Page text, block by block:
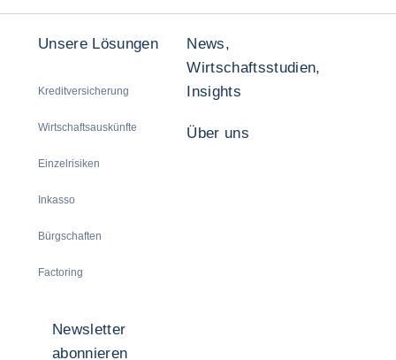
Unsere Lösungen
Kreditversicherung
Wirtschaftsauskünfte
Einzelrisiken
Inkasso
Bürgschaften
Factoring
News,
Wirtschaftsstudien,
Insights
Über uns
Newsletter
abonnieren